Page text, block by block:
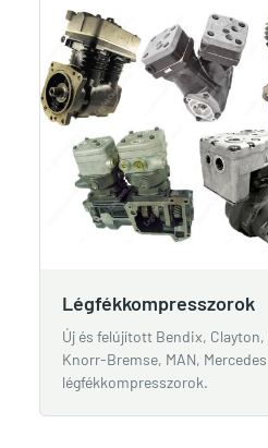
Légfékkompresszorok
Új és felújított Bendix,
Knorr-Bremse, MAN,
légfékkompresszorok.